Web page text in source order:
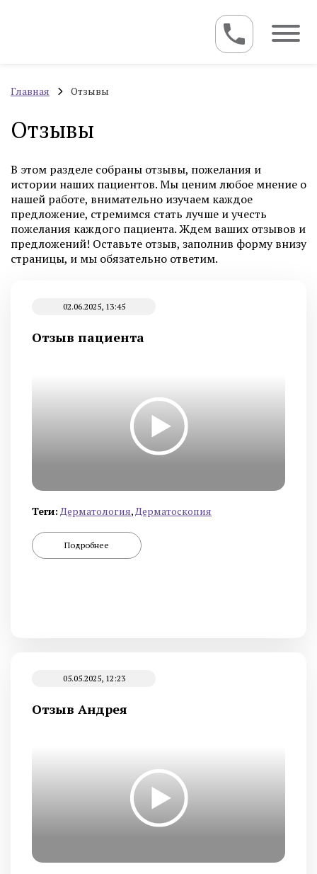
Главная Отзывы
Отзывы
В этом разделе собраны отзывы, пожелания и
истории наших пациентов. Мы ценим любое мнение о
нашей работе, внимательно изучаем каждое
предложение, стремимся стать лучше и учесть
пожелания каждого пациента. Ждем ваших отзывов и
предложений! Оставьте отзыв, заполнив форму внизу
страницы, и мы обязательно ответим.
02.06.2025, 13:45
Отзыв пациента
Теги: Дермато­логия,Дерматоскопия
Подробнее
05.05.2025, 12:23
Отзыв Андрея